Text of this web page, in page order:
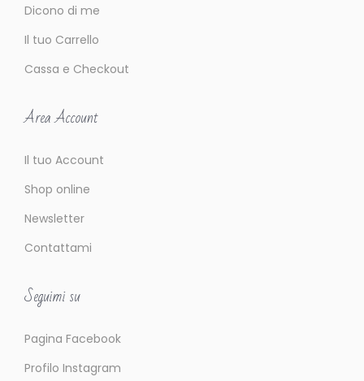
Dicono di me
Il tuo Carrello
Cassa e Checkout
Area Account
Il tuo Account
Shop online
Newsletter
Contattami
Seguimi su
Pagina Facebook
Profilo Instagram